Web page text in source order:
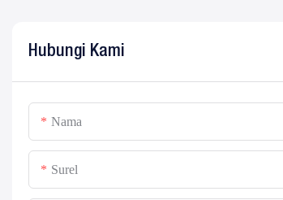
Hubungi Kami
Nama
Surel